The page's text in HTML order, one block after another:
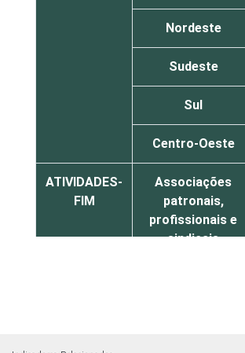
Nordeste
Sudeste
Sul
Centro-Oeste
ATIVIDADES-
FIM
Associações
patronais,
profissionais e
sindicais